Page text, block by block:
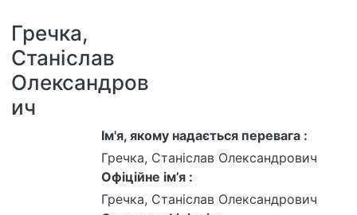
Гречка,
Станіслав
Олександров
ич
Ім'я, якому надається перевага :
Гречка, Станіслав Олександрович
Офіційне ім’я :
Гречка, Станіслав Олександрович